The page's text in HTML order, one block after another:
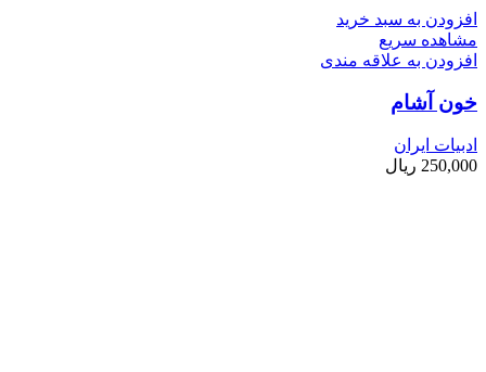
افزودن به سبد خرید
مشاهده سریع
افزودن به علاقه مندی
خون آشام
ادبیات ایران
250,000 ریال